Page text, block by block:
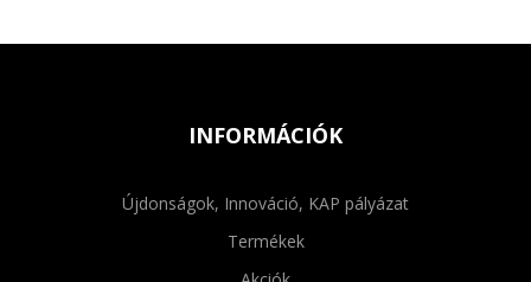
INFORMÁCIÓK
Újdonságok, Innováció, KAP pályázat
Termékek